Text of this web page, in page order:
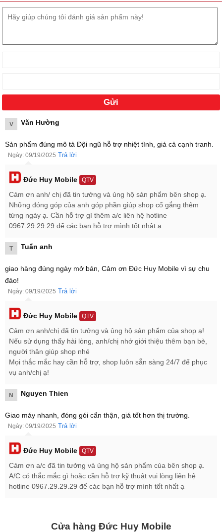
Bảng giá iPhone Air 1TB mới nhất 2026
Dung lượng
Đánh giá iPhone Air 1TB
iPhone Air 1TB là lựa chọn hàng đầu cho những người dùng cần
dung lượng lưu trữ cực lớn như: quay video 4K/8K, chụp ảnh RAW,
cài nhiều apps và game nặng. Nhưng đồng thời muốn thiết bị mỏng
So với phiên bản 256GB hoặc 512GB, phiên bản 1TB mang lại sự
thoải mái hơn rất nhiều.
V Văn Hường
Sản phẩm đúng mô tả Đội ngũ hỗ trợ nhiệt tình, giá cả cạnh tranh.
Ngày: 09/19/2025 Trả lời
Đức Huy Mobile QTV
Cám ơn anh/ chị đã tin tưởng và ủng hộ sản phẩm bên shop ạ.
Những đóng góp của anh góp phần giúp shop cố gắng thêm
từng ngày ạ. Cần hỗ trợ gì thêm a/c liên hệ hotline
0967.29.29.29 để các bạn hỗ trợ mình tốt nhât ạ
T Tuấn anh
giao hàng đúng ngày mở bán, Cảm ơn Đức Huy Mobile vì sự chu
đáo!
Ngày: 09/19/2025 Trả lời
Đức Huy Mobile QTV
Cảm ơn anh/chị đã tin tưởng và ủng hộ sản phẩm của shop ạ!
Nếu sử dụng thấy hài lòng, anh/chị nhớ giới thiệu thêm bạn bè,
người thân giúp shop nhé
Mọi thắc mắc hay cần hỗ trợ, shop luôn sẵn sàng 24/7 để phục
vụ anh/chị ạ!
N Nguyen Thien
Giao máy nhanh, đóng gói cẩn thận, giá tốt hơn thị trường.
Ngày: 09/19/2025 Trả lời
Đức Huy Mobile QTV
Cám ơn a/c đã tin tưởng và ủng hộ sản phẩm của bên shop ạ.
A/C có thắc mắc gì hoặc cần hỗ trợ kỹ thuật vui lòng liên hệ
hotline 0967.29.29.29 để các bạn hỗ trợ mình tốt nhất ạ
Cửa hàng Đức Huy Mobile